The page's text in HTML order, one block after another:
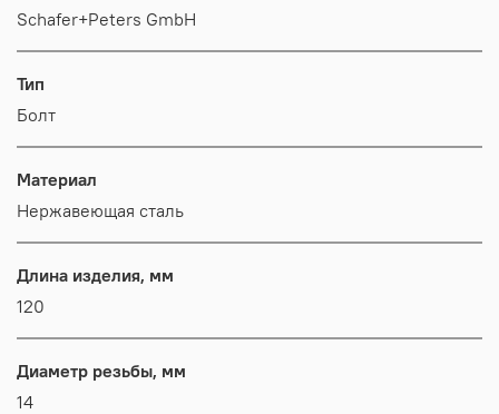
Schafer+Peters GmbH
Тип
Болт
Материал
Нержавеющая сталь
Длина изделия, мм
120
Диаметр резьбы, мм
14